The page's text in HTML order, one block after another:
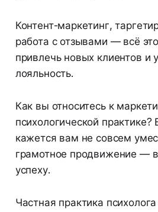
Контент-маркетинг,
работа с отзывами — всё
привлечь новых клиентов и
лояльность.
Как вы относитесь к
психологической
кажется вам не совсем
грамотное продвижение —
успеху.
Частная практика